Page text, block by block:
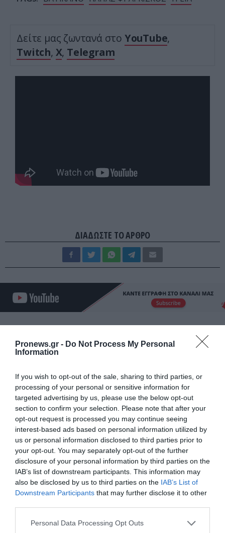
Pronews.gr - Do Not Process My Personal
Information
If you wish to opt-out of the sale, sharing to third parties, or
processing of your personal or sensitive information for
targeted advertising by us, please use the below opt-out
section to confirm your selection. Please note that after your
opt-out request is processed you may continue seeing
interest-based ads based on personal information utilized by
us or personal information disclosed to third parties prior to
your opt-out. You may separately opt-out of the further
disclosure of your personal information by third parties on the
IAB’s list of downstream participants. This information may
also be disclosed by us to third parties on the IAB’s List of
Downstream Participants that may further disclose it to other
Please note that this website/app uses one or more Google
Personal Data Processing Opt Outs
Δείτε μας ζωντανά στο YouTube,
Twitch, X, Telegram
ΔΙΑΔΩΣΤΕ ΤΟ ΑΡΘΡΟ
ΔΙΕΘΝΗΣ ΠΟΛΙΤΙΚΗ 13:57
Ν.Τραμπ: «Αν επικρατήσουν οι Δημοκρατικοί
μπορεί να είμαι ο τελευταίος Ρεπουμπλικανός
πρόεδρος»
X-FILES 13:56
Οι παράξενοι ήχοι που μπορεί να παράξει ένα
σώμα μετά τον θάνατο
ΘΡΗΣΚΕΙΑ 13:47